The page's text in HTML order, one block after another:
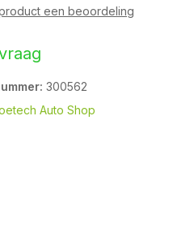
een beoordeling
300562
Auto Shop